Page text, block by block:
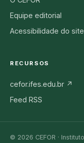
Equipe editorial
Acessibilidade do site
RECURSOS
cefor.ifes.edu.br ↗
Feed RSS
© 2026 CEFOR ·